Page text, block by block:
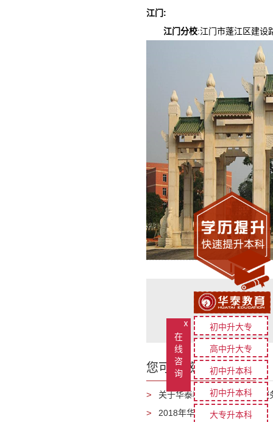
江门:
江门分校:江门市蓬江区建设
您可能感兴趣的文章
关于华泰教育新增线上支付服
2018年华泰教育放假通知
初中升大专
高中升大专
初中升本科
初中升本科
大专升本科
ⅹ
在
线
咨
询